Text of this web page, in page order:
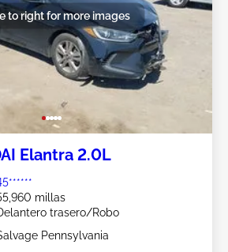
to right for more images
Elantra 2.0L
millas
trasero/Robo
Pennsylvania